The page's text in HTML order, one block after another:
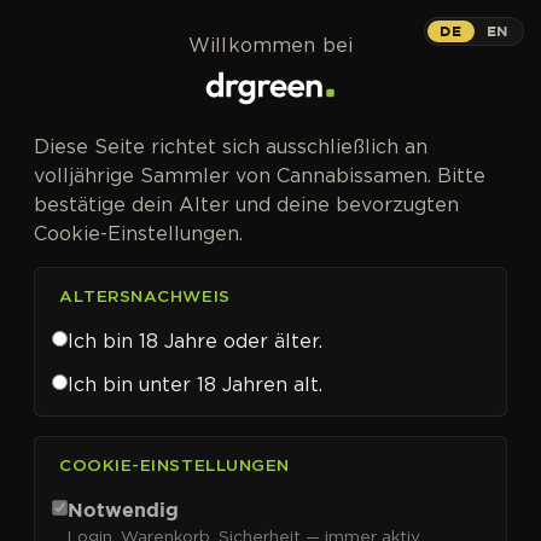
Cannabis Cup-Gewinner jetzt
Automatic – die weiße Legende.
Cannabissamen von Dutch
Passion kaufen
DE EN
Willkommen bei
Diese Seite richtet sich ausschließlich an
volljährige Sammler von Cannabissamen. Bitte
bestätige dein Alter und deine bevorzugten
Cookie-Einstellungen.
ALTERSNACHWEIS
Ich bin 18 Jahre oder älter.
Ich bin unter 18 Jahren alt.
COOKIE-EINSTELLUNGEN
Notwendig
Login, Warenkorb, Sicherheit — immer aktiv.